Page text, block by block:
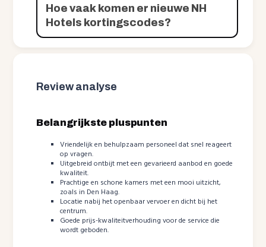
Hoe vaak komen er nieuwe NH
Hotels kortingscodes?
Review analyse
Belangrijkste pluspunten
Vriendelijk en behulpzaam personeel dat snel reageert
op vragen.
Uitgebreid ontbijt met een gevarieerd aanbod en goede
kwaliteit.
Prachtige en schone kamers met een mooi uitzicht,
zoals in Den Haag.
Locatie nabij het openbaar vervoer en dicht bij het
centrum.
Goede prijs-kwaliteitverhouding voor de service die
wordt geboden.